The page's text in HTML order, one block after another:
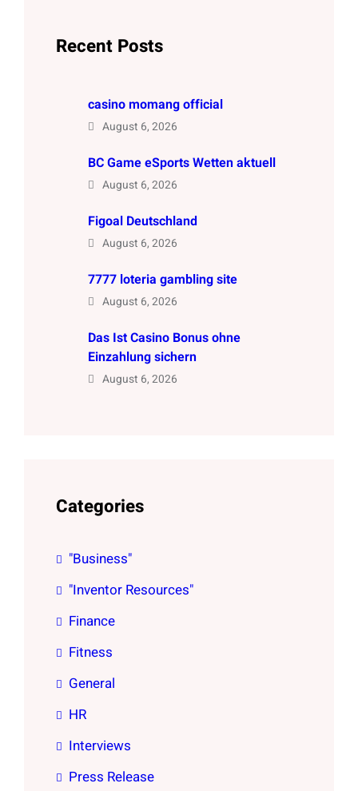
Recent Posts
casino momang official
August 6, 2026
BC Game eSports Wetten aktuell
August 6, 2026
Figoal Deutschland
August 6, 2026
7777 loteria gambling site
August 6, 2026
Das Ist Casino Bonus ohne
Einzahlung sichern
August 6, 2026
Categories
"Business"
"Inventor Resources"
Finance
Fitness
General
HR
Interviews
Press Release